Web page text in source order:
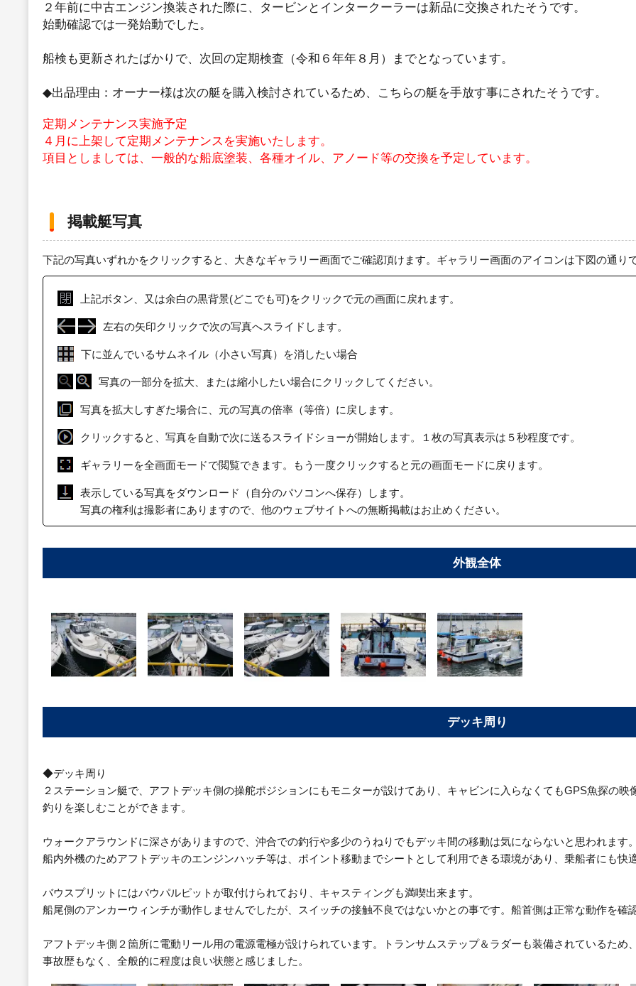
２年前に中古エンジン換装された際に、タービンとインタークーラーは新品に交換されたそうです。
始動確認では一発始動でした。
船検も更新されたばかりで、次回の定期検査（令和６年年８月）までとなっています。
◆出品理由：オーナー様は次の艇を購入検討されているため、こちらの艇を手放す事にされたそうです。
定期メンテナンス実施予定
４月に上架して定期メンテナンスを実施いたします。
項目としましては、一般的な船底塗装、各種オイル、アノード等の交換を予定しています。
掲載艇写真
下記の写真いずれかをクリックすると、大きなギャラリー画面でご確認頂けます。ギャラリー画面のアイコンは下図の通り
上記ボタン、又は余白の黒背景(どこでも可)をクリックで元の画面に戻れます。
左右の矢印クリックで次の写真へスライドします。
下に並んでいるサムネイル（小さい写真）を消したい場合
写真の一部分を拡大、または縮小したい場合にクリックしてください。
写真を拡大しすぎた場合に、元の写真の倍率（等倍）に戻します。
クリックすると、写真を自動で次に送るスライドショーが開始します。１枚の写真表示は５秒程度です。
ギャラリーを全画面モードで閲覧できます。もう一度クリックすると元の画面モードに戻ります。
表示している写真をダウンロード（自分のパソコンへ保存）します。
写真の権利は撮影者にありますので、他のウェブサイトへの無断掲載はお止めください。
外観全体
デッキ周り
◆デッキ周り
２ステーション艇で、アフトデッキ側の操舵ポジションにもモニターが設けてあり、キャビンに入らなくてもGPS魚探の
釣りを楽しむことができます。
ウォークアラウンドに深さがありますので、沖合での釣行や多少のうねりでもデッキ間の移動は気にならないと思われます
船内外機のためアフトデッキのエンジンハッチ等は、ポイント移動までシートとして利用できる環境があり、乗船者にも快
バウスプリットにはバウパルピットが取付けられており、キャスティングも満喫出来ます。
船尾側のアンカーウィンチが動作しませんでしたが、スイッチの接触不良ではないかとの事です。船首側は正常な動作を確
アフトデッキ側２箇所に電動リール用の電源電極が設けられています。トランサムステップ＆ラダーも装備されているた
事故歴もなく、全般的に程度は良い状態と感じました。